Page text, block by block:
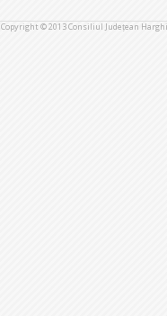
Copyright © 2013 Consiliul Județean